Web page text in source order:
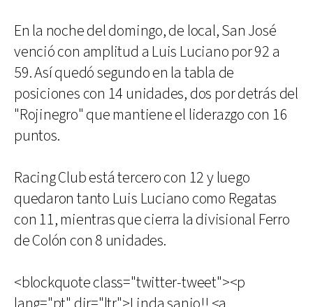
En la noche del domingo, de local, San José
venció con amplitud a Luis Luciano por 92 a
59. Así quedó segundo en la tabla de
posiciones con 14 unidades, dos por detrás del
"Rojinegro" que mantiene el liderazgo con 16
puntos.
Racing Club está tercero con 12 y luego
quedaron tanto Luis Luciano como Regatas
con 11, mientras que cierra la divisional Ferro
de Colón con 8 unidades.
<blockquote class="twitter-tweet"><p